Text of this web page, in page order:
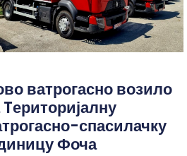
ватрогасно возило
Tериторијалну
спасилачку
Фоча